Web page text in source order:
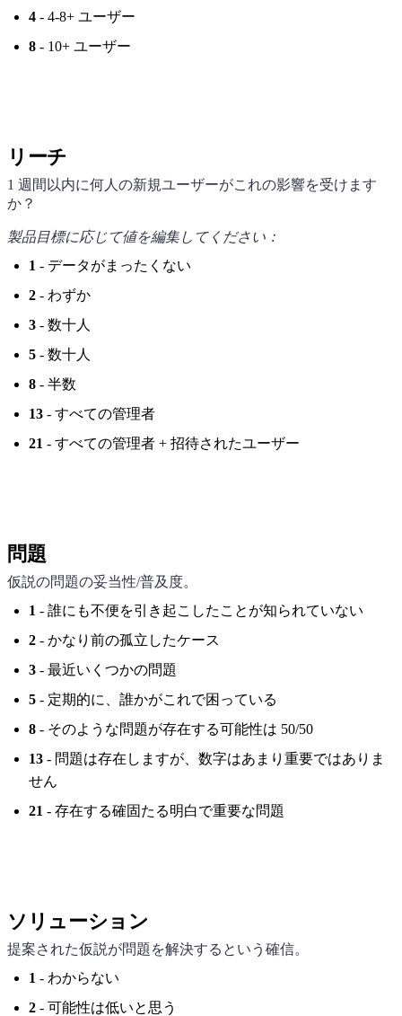
4 - 4-8+ ユーザー
8 - 10+ ユーザー
リーチ
1 週間以内に何人の新規ユーザーがこれの影響を受けます
か？
製品目標に応じて値を編集してください：
1 - データがまったくない
2 - わずか
3 - 数十人
5 - 数十人
8 - 半数
13 - すべての管理者
21 - すべての管理者 + 招待されたユーザー
問題
仮説の問題の妥当性/普及度。
1 - 誰にも不便を引き起こしたことが知られていない
2 - かなり前の孤立したケース
3 - 最近いくつかの問題
5 - 定期的に、誰かがこれで困っている
8 - そのような問題が存在する可能性は 50/50
13 - 問題は存在しますが、数字はあまり重要ではありま
せん
21 - 存在する確固たる明白で重要な問題
ソリューション
提案された仮説が問題を解決するという確信。
1 - わからない
2 - 可能性は低いと思う